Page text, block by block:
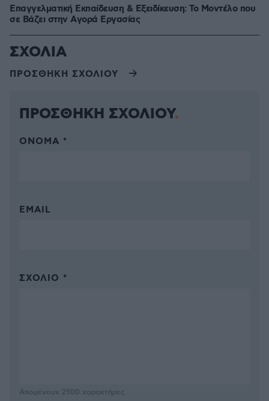
Επαγγελματική Εκπαίδευση & Εξειδίκευση: Το Mοντέλο που
σε Bάζει στην Aγορά Eργασίας
ΣΧΟΛΙΑ
ΠΡΟΣΘΗΚΗ ΣΧΟΛΙΟΥ
ΠΡΟΣΘΗΚΗ ΣΧΟΛΙΟΥ
ΌΝΟΜΑ *
EMAIL
ΣΧΌΛΙΟ *
Απομένουν 2500 χαρακτήρες